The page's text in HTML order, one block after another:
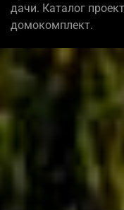
дачи. Каталог
домокомплект.